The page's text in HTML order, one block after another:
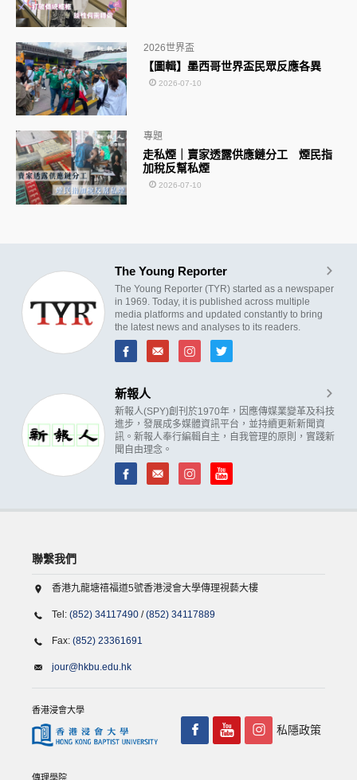
【圖輯】墨西哥世界盃民眾反應各異
2026世界盃
2026-07-10
走私煙｜賣家透露供應鏈分工 煙民指
加稅反幫私煙
專題
2026-07-10
The Young Reporter
The Young Reporter (TYR) started as a newspaper
in 1969. Today, it is published across multiple
media platforms and updated constantly to bring
the latest news and analyses to its readers.
新報人
新報人(SPY)創刊於1970年，因應傳媒業變革及科技
進步，發展成多媒體資訊平台，並持續更新新聞資
訊。新報人奉行編輯自主，自我管理的原則，實踐新
聞自由理念。
聯繫我們
香港九龍塘禧福道5號香港浸會大學傳理視藝大樓
Tel: (852) 34117490 /(852) 34117889
Fax: (852) 23361691
jour@hkbu.edu.hk
香港浸會大學
傳理學院
私隱政策